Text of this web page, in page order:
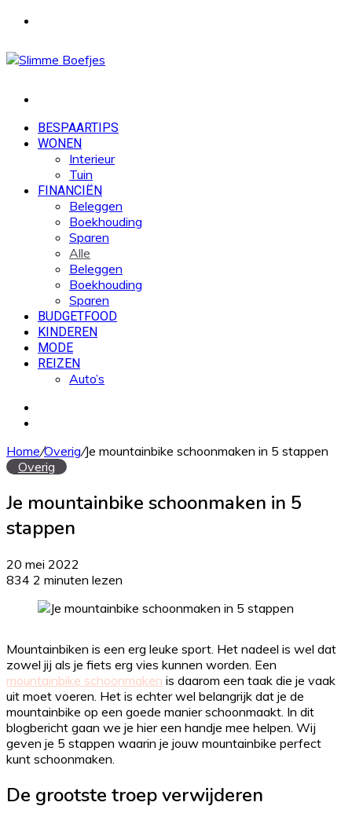
BESPAARTIPS
WONEN
Interieur
Tuin
FINANCIËN
Beleggen
Boekhouding
Sparen
Alle
Beleggen
Boekhouding
Sparen
BUDGETFOOD
KINDEREN
MODE
REIZEN
Auto’s
Home/Overig/Je mountainbike schoonmaken in 5 stappen
Overig
Je mountainbike schoonmaken in 5
stappen
20 mei 2022
834 2 minuten lezen
Mountainbiken is een erg leuke sport. Het nadeel is wel dat
zowel jij als je fiets erg vies kunnen worden. Een
mountainbike schoonmaken is daarom een taak die je vaak
uit moet voeren. Het is echter wel belangrijk dat je de
mountainbike op een goede manier schoonmaakt. In dit
blogbericht gaan we je hier een handje mee helpen. Wij
geven je 5 stappen waarin je jouw mountainbike perfect
kunt schoonmaken.
De grootste troep verwijderen